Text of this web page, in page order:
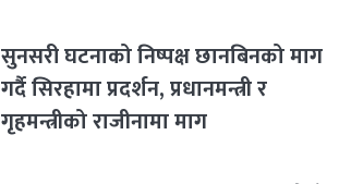
सुनसरी घटनाको निष्पक्ष छानबिनको माग
गर्दै सिरहामा प्रदर्शन, प्रधानमन्त्री र
गृहमन्त्रीको राजीनामा माग